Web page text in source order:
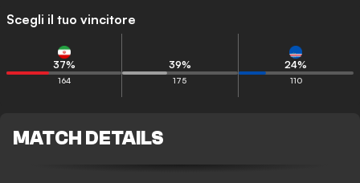
Scegli il tuo vincitore
37%
164
39%
175
24%
110
MATCH DETAILS